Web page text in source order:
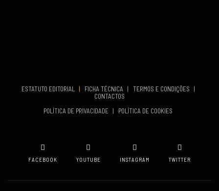
ESTATUTO EDITORIAL | FICHA TÉCNICA | TERMOS E CONDIÇÕES
|
CONTACTOS
POLÍTICA DE PRIVACIDADE
| POLÍTICA DE COOKIES
FACEBOOK YOUTUBE INSTAGRAM TWITTER